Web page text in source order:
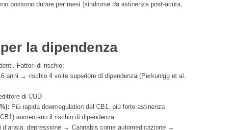
possono durare per mesi (sindrome da astinenza post-acuta,
la dipendenza
Fattori di rischio:
anni → rischio 4 volte superiore di dipendenza (Perkonigg et al.
di CUD
Più rapida downregulation del CB1, più forte astinenza
aumentano il rischio di dipendenza
d’ansia, depressione → Cannabis come automedicazione →